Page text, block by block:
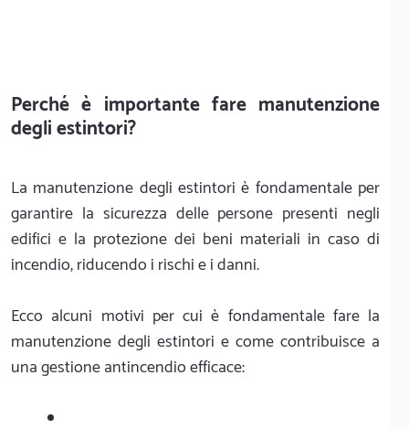
Perché è importante fare manutenzione
degli estintori?
La manutenzione degli estintori è fondamentale per
garantire la sicurezza delle persone presenti negli
edifici e la protezione dei beni materiali in caso di
incendio, riducendo i rischi e i danni.
Ecco alcuni motivi per cui è fondamentale fare la
manutenzione degli estintori e come contribuisce a
una gestione antincendio efficace: